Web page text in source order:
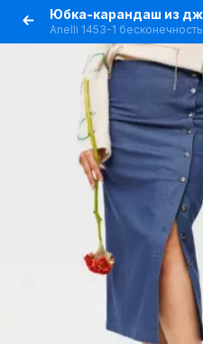
Anelli 1453-1 бесконечность